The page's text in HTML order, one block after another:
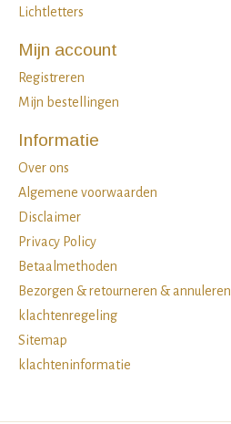
Lichtletters
Mijn account
Registreren
Mijn bestellingen
Informatie
Over ons
Algemene voorwaarden
Disclaimer
Privacy Policy
Betaalmethoden
Bezorgen & retourneren & annuleren
klachtenregeling
Sitemap
klachteninformatie